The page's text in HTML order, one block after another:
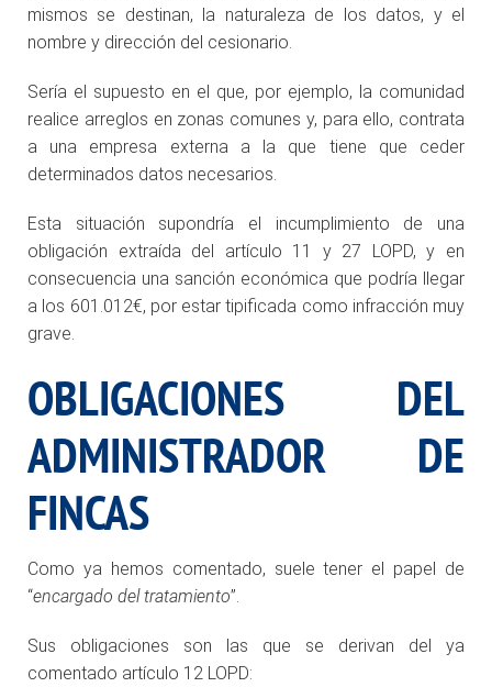
mismos se destinan, la naturaleza de los datos, y el
nombre y dirección del cesionario.
Sería el supuesto en el que, por ejemplo, la comunidad
realice arreglos en zonas comunes y, para ello, contrata
a una empresa externa a la que tiene que ceder
determinados datos necesarios.
Esta situación supondría el incumplimiento de una
obligación extraída del artículo 11 y 27 LOPD, y en
consecuencia una sanción económica que podría llegar
a los 601.012€, por estar tipificada como infracción muy
grave.
OBLIGACIONES DEL
ADMINISTRADOR DE
FINCAS
Como ya hemos comentado, suele tener el papel de
“encargado del tratamiento”.
Sus obligaciones son las que se derivan del ya
comentado artículo 12 LOPD: